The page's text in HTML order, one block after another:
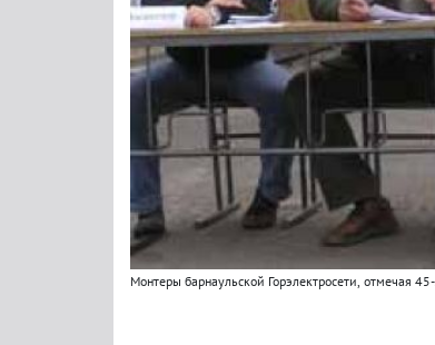
Монтеры барнаульской Горэлектросети, отмечая